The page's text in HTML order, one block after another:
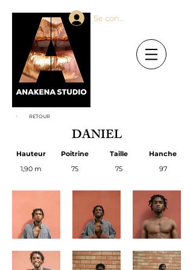
Se connecter
RETOUR
DANIEL
Hauteur
1,90 m
Poitrine
75
Taille
75
Hanche
97